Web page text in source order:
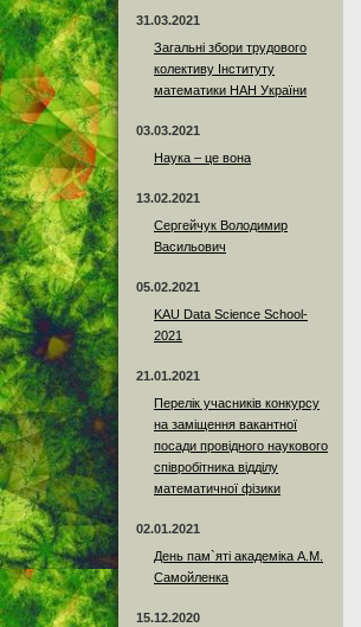
31.03.2021
Загальні збори трудового
колективу Інституту
математики НАН України
03.03.2021
Наука – це вона
13.02.2021
Сергейчук Володимир
Васильович
05.02.2021
KAU Data Science School-
2021
21.01.2021
Перелік учасників конкурсу
на заміщення вакантної
посади провідного наукового
співробітника відділу
математичної фізики
02.01.2021
День пам`яті академіка А.М.
Самойленка
15.12.2020